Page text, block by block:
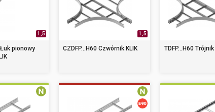
1,5
Łuk pionowy
1,5
CZDFP...H60 Czwórnik KLIK TDFP...H60 Trójnik